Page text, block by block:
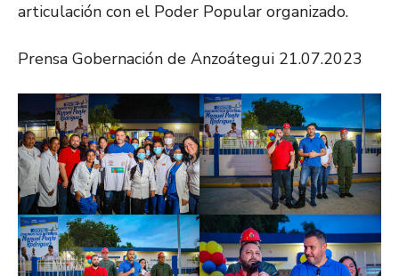
articulación con el Poder Popular organizado.
Prensa Gobernación de Anzoátegui 21.07.2023